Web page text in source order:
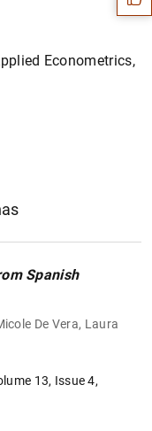
Econometrics,
Spanish
De Vera, Laura
13, Issue 4,